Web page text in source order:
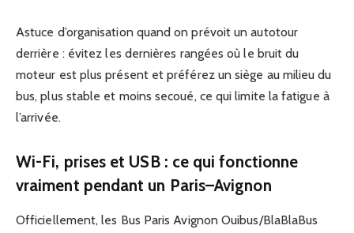
Astuce d’organisation quand on prévoit un autotour
derrière : évitez les dernières rangées où le bruit du
moteur est plus présent et préférez un siège au milieu du
bus, plus stable et moins secoué, ce qui limite la fatigue à
l’arrivée.
Wi-Fi, prises et USB : ce qui fonctionne
vraiment pendant un Paris–Avignon
Officiellement, les Bus Paris Avignon Ouibus/BlaBlaBus